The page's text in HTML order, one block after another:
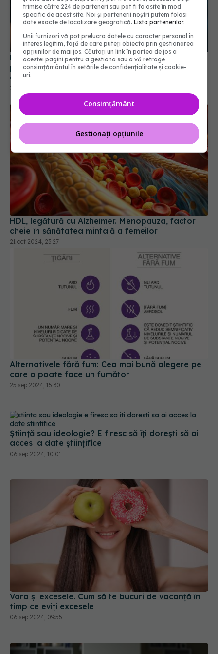
PMI Transformed: trecutul, prezentul și viitorul
produselor fără fum. Impactul asupra sistemului
de sănătate
26 noi 2024, 20:02
HDL, legătură cu Alzheimer. Menopauza, factor
cheie în sănătatea mintală a femeilor
21 oct 2024, 23:27
Alternativele fără fum: Cea mai bună alegere pe
care o poate face un fumător
25 sep 2024, 15:30
Știință sau ideologie? E firesc să îți dorești să ai
acces la date științifice
06 sep 2024, 10:01
Vara și excesele. Cum să te bucuri de vacanță în
timp ce eviți excesele
06 sep 2024, 09:55
trimise către 224 de parteneri sau pot fi folosite în mod
specific de acest site. Noi și partenerii noștri putem folosi
date exacte de localizare geografică.Lista partenerilor.
Unii furnizori vă pot prelucra datele cu caracter personal în
interes legitim, față de care puteți obiecta prin gestionarea
opțiunilor de mai jos. Căutați un link în partea de jos a
acestei pagini pentru a gestiona sau a vă retrage
consimțământul în setările de confidențialitate și cookie-
uri.
Consimțământ
Gestionați opțiunile